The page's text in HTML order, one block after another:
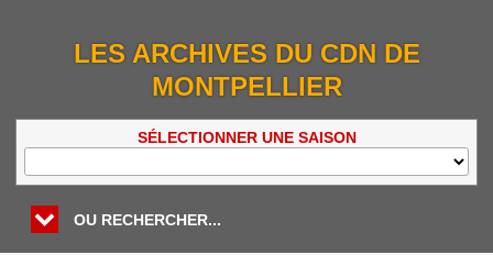
LES ARCHIVES DU CDN DE
MONTPELLIER
SÉLECTIONNER UNE SAISON
OU RECHERCHER...